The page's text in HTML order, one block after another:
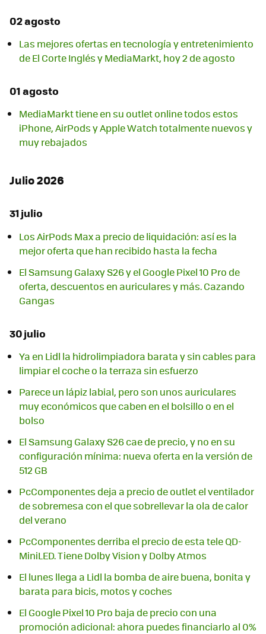
02 agosto
Las mejores ofertas en tecnología y entretenimiento
de El Corte Inglés y MediaMarkt, hoy 2 de agosto
01 agosto
MediaMarkt tiene en su outlet online todos estos
iPhone, AirPods y Apple Watch totalmente nuevos y
muy rebajados
Julio 2026
31 julio
Los AirPods Max a precio de liquidación: así es la
mejor oferta que han recibido hasta la fecha
El Samsung Galaxy S26 y el Google Pixel 10 Pro de
oferta, descuentos en auriculares y más. Cazando
Gangas
30 julio
Ya en Lidl la hidrolimpiadora barata y sin cables para
limpiar el coche o la terraza sin esfuerzo
Parece un lápiz labial, pero son unos auriculares
muy económicos que caben en el bolsillo o en el
bolso
El Samsung Galaxy S26 cae de precio, y no en su
configuración mínima: nueva oferta en la versión de
512 GB
PcComponentes deja a precio de outlet el ventilador
de sobremesa con el que sobrellevar la ola de calor
del verano
PcComponentes derriba el precio de esta tele QD-
MiniLED. Tiene Dolby Vision y Dolby Atmos
El lunes llega a Lidl la bomba de aire buena, bonita y
barata para bicis, motos y coches
El Google Pixel 10 Pro baja de precio con una
promoción adicional: ahora puedes financiarlo al 0%